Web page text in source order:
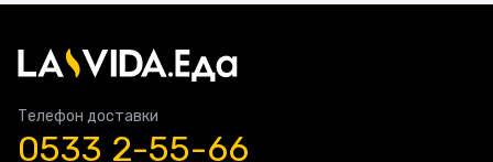
Телефон доставки
0533 2-55-66